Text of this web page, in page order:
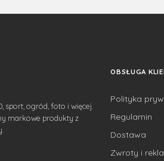
sport, ogród, foto i więcej.
markowe produkty z
OBSŁUGA
Polityka
Regulamin
Dostawa
Zwroty i